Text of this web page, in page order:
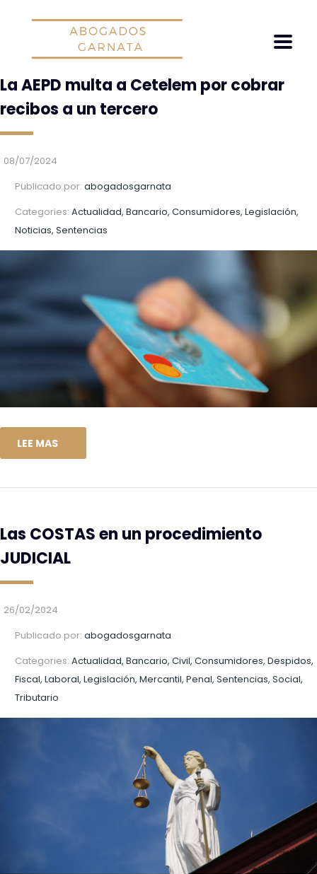
La AEPD multa a Cetelem por cobrar
recibos a un tercero
08/07/2024
Publicado por: abogadosgarnata
Categories: Actualidad, Bancario, Consumidores, Legislación,
Noticias, Sentencias
LEE MAS
Las COSTAS en un procedimiento
JUDICIAL
26/02/2024
Publicado por: abogadosgarnata
Categories: Actualidad, Bancario, Civil, Consumidores, Despidos,
Fiscal, Laboral, Legislación, Mercantil, Penal, Sentencias, Social,
Tributario